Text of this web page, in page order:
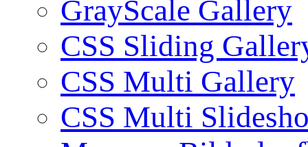
GrayScale Gallery
CSS Sliding
CSS Multi Gallery
CSS Multi